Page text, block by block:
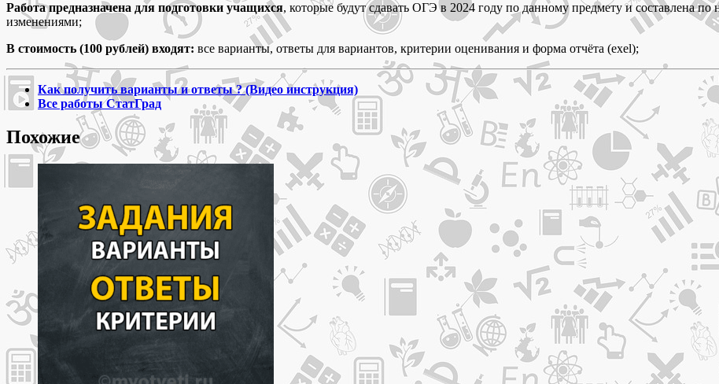
класс
варианты
ФИ2390101-
ФИ2390104 и
ответы
Работа предназначена для подготовки учащихся, которые будут сдавать ОГЭ в 2024 году по данному предмету и составлена
изменениями;
В стоимость (100 рублей) входят: все варианты, ответы для вариантов, критерии оценивания и форма отчёта (exel);
Как получить варианты и ответы ? (Видео инструкция)
Все работы СтатГрад
Похожие